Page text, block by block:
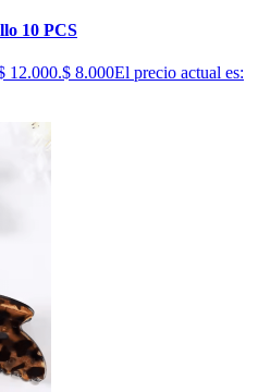
10 PCS
12.000.$ 8.000El precio actual es: